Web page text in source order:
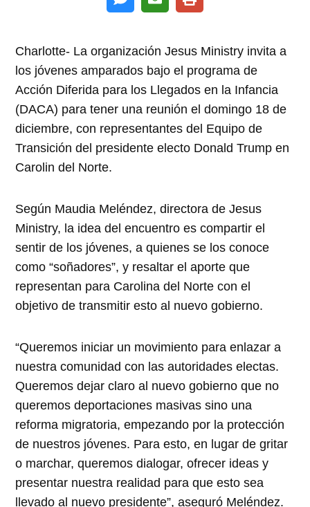
Charlotte- La organización Jesus Ministry invita a
los jóvenes amparados bajo el programa de
Acción Diferida para los Llegados en la Infancia
(DACA) para tener una reunión el domingo 18 de
diciembre, con representantes del Equipo de
Transición del presidente electo Donald Trump en
Carolin del Norte.
Según Maudia Meléndez, directora de Jesus
Ministry, la idea del encuentro es compartir el
sentir de los jóvenes, a quienes se los conoce
como “soñadores”, y resaltar el aporte que
representan para Carolina del Norte con el
objetivo de transmitir esto al nuevo gobierno.
“Queremos iniciar un movimiento para enlazar a
nuestra comunidad con las autoridades electas.
Queremos dejar claro al nuevo gobierno que no
queremos deportaciones masivas sino una
reforma migratoria, empezando por la protección
de nuestros jóvenes. Para esto, en lugar de gritar
o marchar, queremos dialogar, ofrecer ideas y
presentar nuestra realidad para que esto sea
llevado al nuevo presidente”, aseguró Meléndez.